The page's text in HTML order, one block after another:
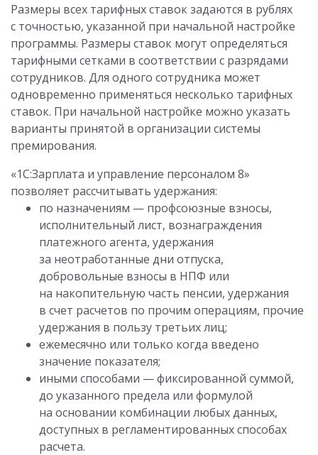
Размеры всех тарифных ставок задаются в рублях
с точностью, указанной при начальной настройке
программы. Размеры ставок могут определяться
тарифными сетками в соответствии с разрядами
сотрудников. Для одного сотрудника может
одновременно применяться несколько тарифных
ставок. При начальной настройке можно указать
варианты принятой в организации системы
премирования.
«1С:Зарплата и управление персоналом 8»
позволяет рассчитывать удержания:
по назначениям — профсоюзные взносы,
исполнительный лист, вознаграждения
платежного агента, удержания
за неотработанные дни отпуска,
добровольные взносы в НПФ или
на накопительную часть пенсии, удержания
в счет расчетов по прочим операциям, прочие
удержания в пользу третьих лиц;
ежемесячно или только когда введено
значение показателя;
иными способами — фиксированной суммой,
до указанного предела или формулой
на основании комбинации любых данных,
доступных в регламентированных способах
расчета.